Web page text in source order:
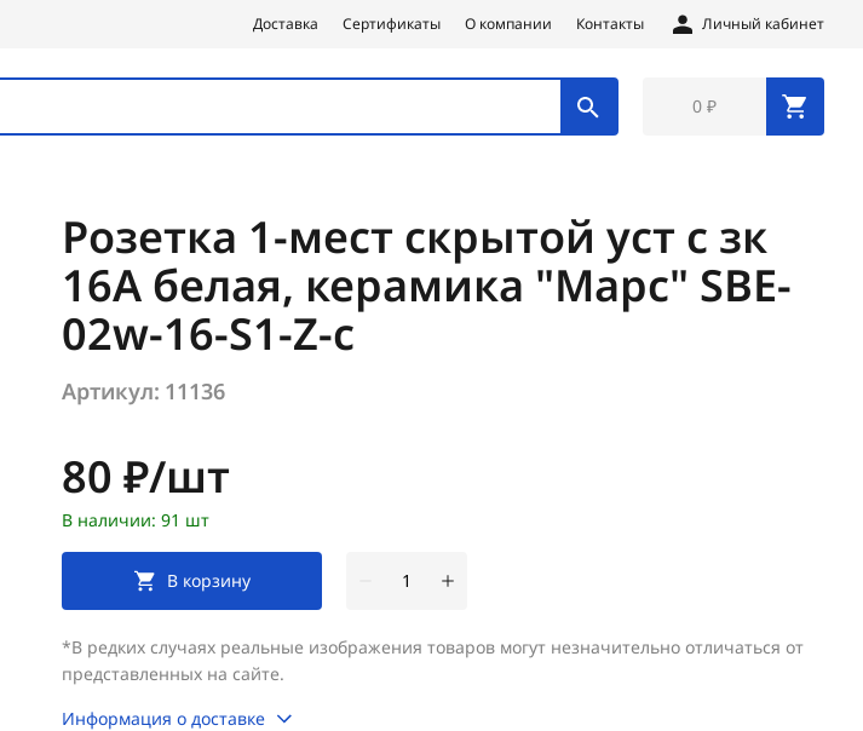
Доставка Сертификаты О компании Контакты Личный кабинет
0 ₽
Розетка 1-мест скрытой уст с зк
16А белая, керамика "Марс" SBE-
02w-16-S1-Z-c
Артикул: 11136
Цена:
80 ₽/шт
В наличии: 91 шт
В корзину
*В редких случаях реальные изображения товаров могут незначительно отличаться от
представленных на сайте.
Информация о доставке